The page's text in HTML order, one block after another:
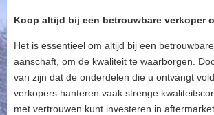
Koop altijd bij een betrouwbare verkoper
Het is essentieel om altijd bij een
aanschaft, om de kwaliteit te waarborgen.
van zijn dat de onderdelen die u ontvangt
verkopers hanteren vaak strenge
met vertrouwen kunt investeren in